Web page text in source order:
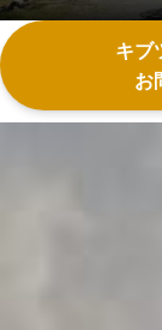
キブ
お